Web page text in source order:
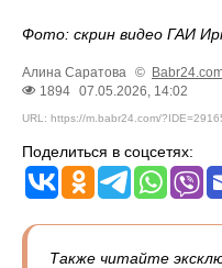
Фото: скрин видео ГАИ
Алина Саратова ©
1894 07.05.2026, 14:02
URL: https://m.babr24.com/
Поделиться в соцсетях:
Также читайте